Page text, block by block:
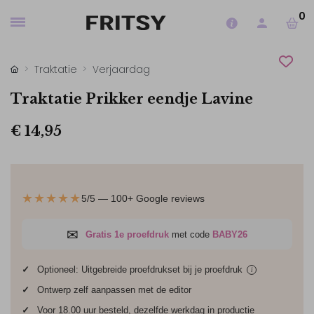
0
Traktatie Verjaardag
Traktatie Prikker eendje Lavine
€ 14,95
★★★★★5/5 — 100+ Google reviews
✉ Gratis 1e proefdruk met code BABY26
✓ Optioneel: Uitgebreide proefdrukset bij je proefdruk i
✓
Ontwerp zelf aanpassen met de editor
✓
Voor 18.00 uur besteld, dezelfde werkdag in productie